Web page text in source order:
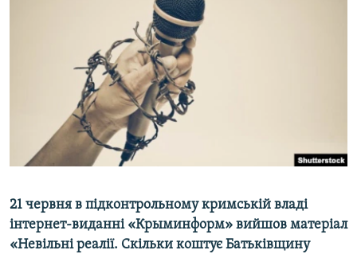
ВІДЕОУРОКИ «ELIFBE»
СВІДЧЕННЯ ОКУПАЦІЇ
УКРАЇНСЬКА ПРОБЛЕМА КРИМУ
ІНФОГРАФІКА
ЯК ОБІЙТИ БЛОКУВАННЯ
Qırımtatar
ДОЛУЧАЙСЯ!
Усі сайти RFE/RL
21 червня в підконтрольному кримській владі
інтернет-виданні «Крыминформ» вийшов матеріал
«Невільні реалії. Скільки коштує Батьківщину